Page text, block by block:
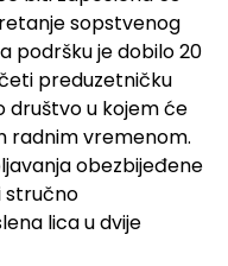
sopstvenog
podršku je dobilo 20
preduzetničku
društvo u kojem će
radnim vremenom.
obezbijeđene
stručno
lica u dvije